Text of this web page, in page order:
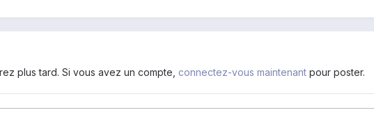
plus tard. Si vous avez un compte, connectez-vous maintenant pour poster.